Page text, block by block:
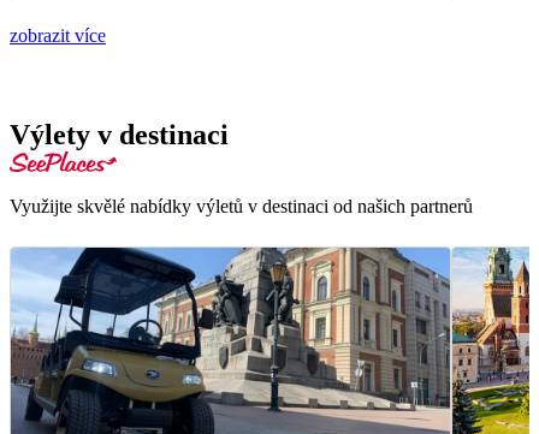
zobrazit více
Výlety v destinaci
Využijte skvělé nabídky výletů v destinaci od našich partnerů